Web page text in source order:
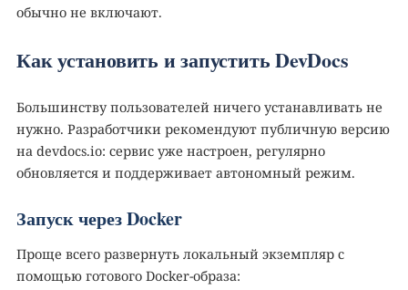
обычно не включают.
Как установить и запустить DevDocs
Большинству пользователей ничего устанавливать не
нужно. Разработчики рекомендуют публичную версию
на devdocs.io: сервис уже настроен, регулярно
обновляется и поддерживает автономный режим.
Запуск через Docker
Проще всего развернуть локальный экземпляр с
помощью готового Docker-образа: